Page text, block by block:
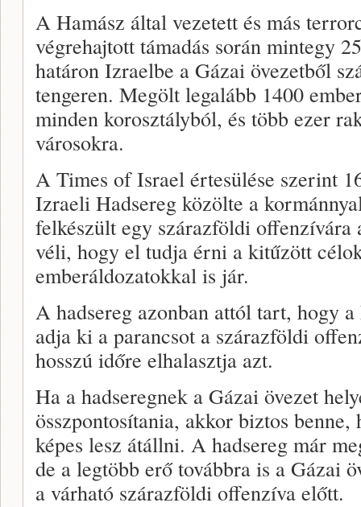
A Hamász által vezetett és más
végrehajtott támadás során mintegy
határon Izraelbe a Gázai övezetből
tengeren. Megölt legalább 1400
minden korosztályból, és több ezer
városokra.
A Times of Israel értesülése szerint
Izraeli Hadsereg közölte a
felkészült egy szárazföldi offenzívára
véli, hogy el tudja érni a kitűzött
emberáldozatokkal is jár.
A hadsereg azonban attól tart, hogy
adja ki a parancsot a szárazföldi
hosszú időre elhalasztja azt.
Ha a hadseregnek a Gázai övezet
összpontosítania, akkor biztos
képes lesz átállni. A hadsereg már
de a legtöbb erő továbbra is a Gázai
a várható szárazföldi offenzíva előtt.